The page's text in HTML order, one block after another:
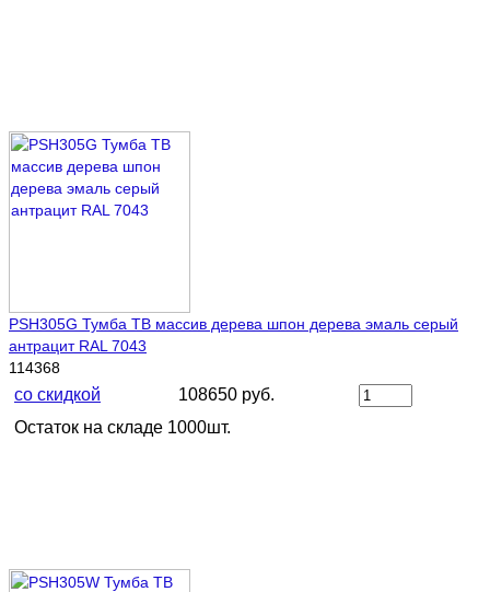
PSH305G Тумба ТВ массив дерева шпон дерева эмаль серый
антрацит RAL 7043
114368
со скидкой
108650 руб.
Остаток на складе 1000шт.